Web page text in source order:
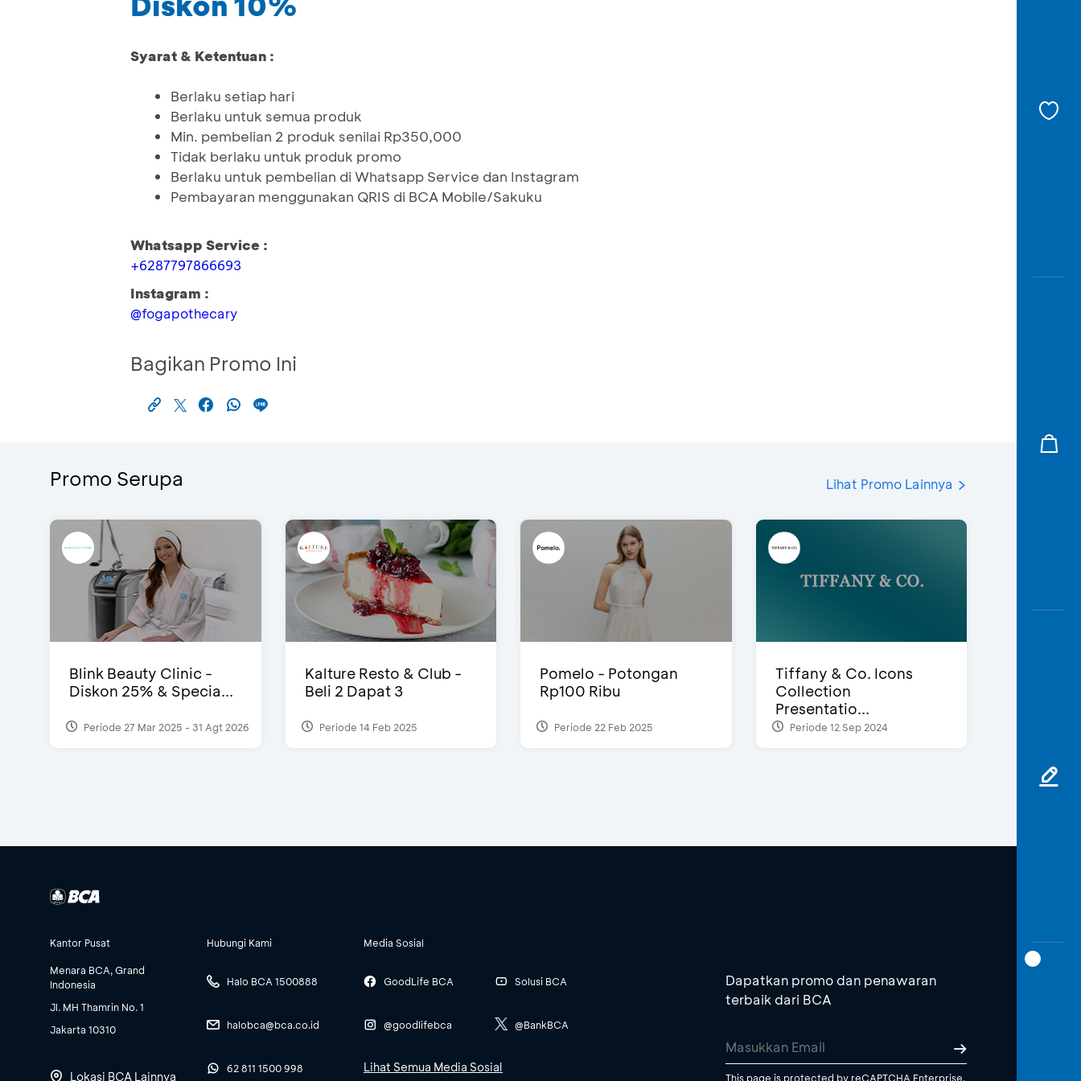
Syarat & Ketentuan :
Berlaku setiap hari
Berlaku untuk semua produk
Min. pembelian 2 produk senilai Rp350,000
Tidak berlaku untuk produk promo
Berlaku untuk pembelian di Whatsapp Service dan Instagram
Pembayaran menggunakan QRIS di BCA Mobile/Sakuku
Whatsapp Service :
+6287797866693
Instagram :
@fogapothecary
Bagikan Promo Ini
Promo Serupa Lihat Promo Lainnya
Blink Beauty Clinic -
Diskon 25% & Specia...
Periode 27 Mar 2025 - 31 Agt 2026
Kalture Resto & Club -
Beli 2 Dapat 3
Periode 14 Feb 2025
Pomelo - Potongan
Rp100 Ribu
Periode 22 Feb 2025
Tiffany & Co. Icons
Collection
Presentatio...
Periode 12 Sep 2024
Kantor Pusat
Menara BCA, Grand
Indonesia
Jl. MH Thamrin No. 1
Jakarta 10310
Lokasi BCA Lainnya
Hubungi Kami
Halo BCA 1500888
halobca@bca.co.id
62 811 1500 998
Media Sosial
GoodLife BCA
@goodlifebca
Solusi BCA
@BankBCA
Lihat Semua Media Sosial
Dapatkan promo dan penawaran
terbaik dari BCA
This page is protected by reCAPTCHA Enterprise.